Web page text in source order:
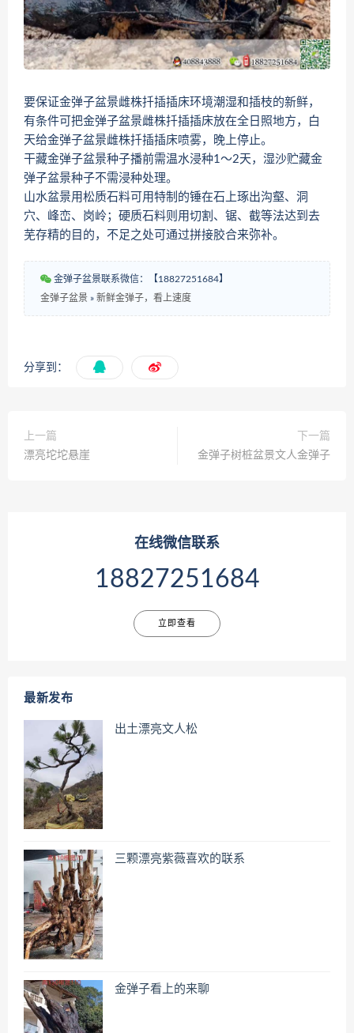
要保证金弹子盆景雌株扦插插床环境潮湿和插枝的新鲜，
有条件可把金弹子盆景雌株扦插插床放在全日照地方，白
天给金弹子盆景雌株扦插插床喷雾，晚上停止。
干藏金弹子盆景种子播前需温水浸种1～2天，湿沙贮藏金
弹子盆景种子不需浸种处理。
山水盆景用松质石料可用特制的锤在石上琢出沟壑、洞
穴、峰峦、岗岭；硬质石料则用切割、锯、截等法达到去
芜存精的目的，不足之处可通过拼接胶合来弥补。
金弹子盆景联系微信：【18827251684】
金弹子盆景 » 新鲜金弹子，看上速度
分享到：
上一篇
漂亮坨坨悬崖
下一篇
金弹子树桩盆景文人金弹子
在线微信联系
18827251684
立即查看
最新发布
出土漂亮文人松
三颗漂亮紫薇喜欢的联系
金弹子看上的来聊